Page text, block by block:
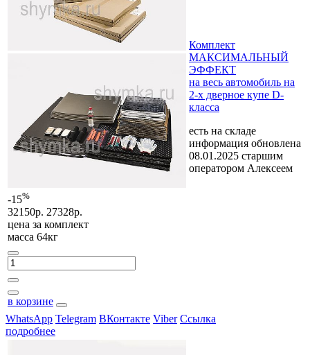
-15%
32150р. 27328р.
цена за комплект
масса 64кг
в корзине
Комплект
МАКСИМАЛЬНЫЙ
ЭФФЕКТ
на весь автомобиль на
2-х дверное купе D-
класса
есть на складе
информация обновлена
08.01.2025 старшим
оператором Алексеем
WhatsApp Telegram ВКонтакте Viber Ссылка
подробнее